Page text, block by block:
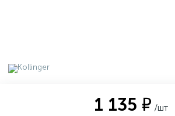
1 135 ₽ /шт